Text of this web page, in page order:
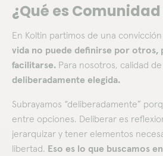
​​¿Qué es
En Koltin partimos de una
vida no puede definirse por otros,
facilitarse. Para nosotros, calidad de
deliberadamente elegida.
Subrayamos “deliberadamente”
entre opciones. Deliberar es
jerarquizar y tener elementos
libertad. Eso es lo que buscamos